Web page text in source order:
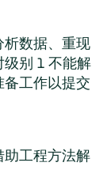
数据、重现
别 1 不能解
工作以提交
工程方法解